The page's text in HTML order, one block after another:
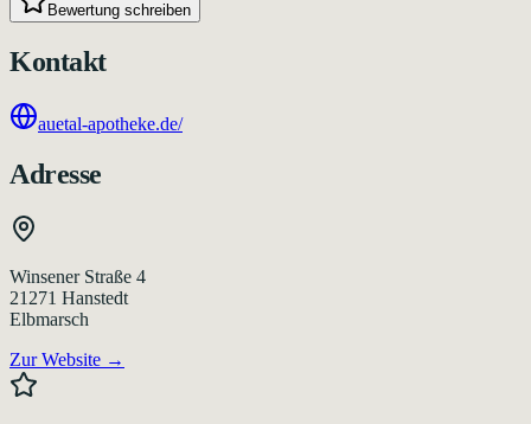
Bewertung schreiben
Kontakt
auetal-apotheke.de/
Adresse
Winsener Straße 4
21271 Hanstedt
Elbmarsch
Zur Website →